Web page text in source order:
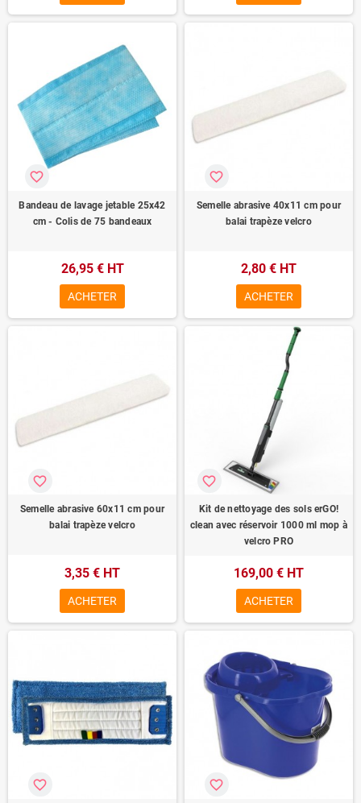
Bandeau de lavage jetable 25x42
cm - Colis de 75 bandeaux
favorite_border
26,95 € HT
ACHETER
Semelle abrasive 40x11 cm pour
balai trapèze velcro
favorite_border
2,80 € HT
ACHETER
Semelle abrasive 60x11 cm pour
balai trapèze velcro
favorite_border
3,35 € HT
ACHETER
Kit de nettoyage des sols erGO!
clean avec réservoir 1000 ml mop à
velcro PRO
favorite_border
169,00 € HT
ACHETER
favorite_border favorite_border